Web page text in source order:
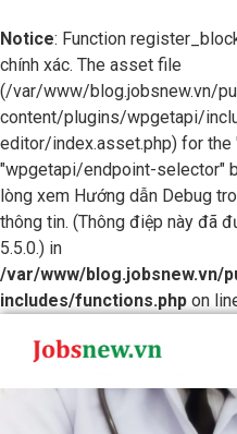
Notice: Function
chính xác. The asset file
(/var/www/blog.jobsnew.vn/
content/plugins/wpgetapi/
editor/index.asset.php) for
"wpgetapi/endpoint-selector"
lòng xem Hướng dẫn Debug
thông tin. (Thông điệp này đã
5.5.0.) in
/var/www/blog.jobsnew.vn/
includes/functions.php on